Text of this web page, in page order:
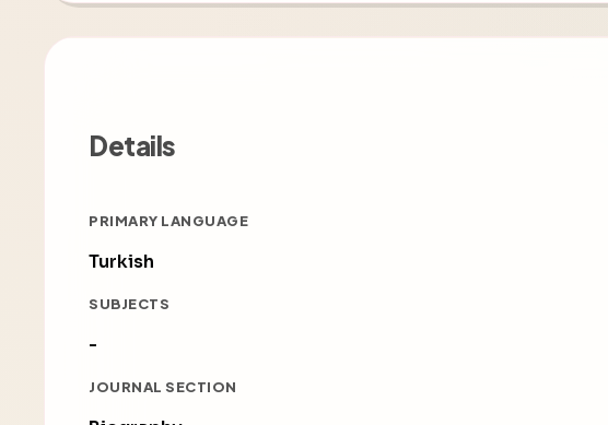
Details
PRIMARY LANGUAGE
Turkish
SUBJECTS
-
JOURNAL SECTION